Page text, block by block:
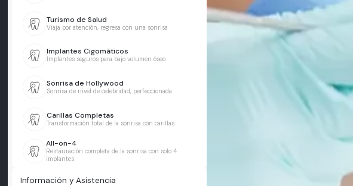
Turismo de Salud
Viaja por atención, regresa con una sonrisa
Implantes Cigomáticos
Implantes seguros para bajo volumen óseo
Sonrisa de Hollywood
Sonrisa de nivel de celebridad, perfeccionada
Carillas Completas
Transformación total de la sonrisa con carillas
All-on-4
Restauración completa de la sonrisa con solo 4
implantes
Información y Asistencia